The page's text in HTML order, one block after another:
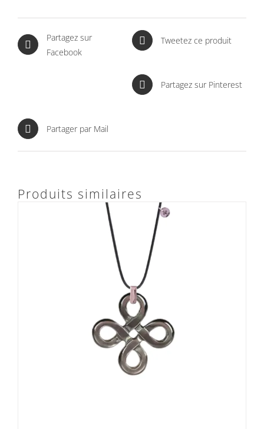
Partagez sur
Facebook
Tweetez ce produit
Partagez sur Pinterest
Partager par Mail
Produits similaires